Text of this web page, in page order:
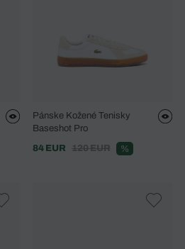
Pánske Kožené Tenisky
Baseshot Pro
84 EUR
120 EUR %